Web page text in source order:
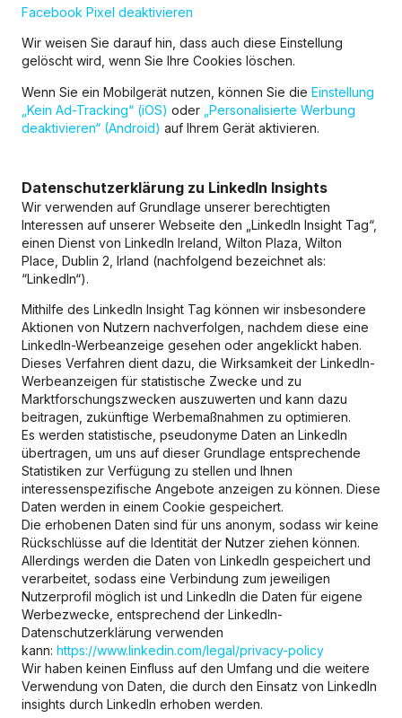
Facebook Pixel deaktivieren
Wir weisen Sie darauf hin, dass auch diese Einstellung
gelöscht wird, wenn Sie Ihre Cookies löschen.
Wenn Sie ein Mobilgerät nutzen, können Sie die Einstellung
„Kein Ad-Tracking“ (iOS) oder „Personalisierte Werbung
deaktivieren“ (Android) auf Ihrem Gerät aktivieren.
Datenschutzerklärung zu LinkedIn Insights
Wir verwenden auf Grundlage unserer berechtigten
Interessen auf unserer Webseite den „LinkedIn Insight Tag“,
einen Dienst von LinkedIn Ireland, Wilton Plaza, Wilton
Place, Dublin 2, Irland (nachfolgend bezeichnet als:
“LinkedIn“).
Mithilfe des LinkedIn Insight Tag können wir insbesondere
Aktionen von Nutzern nachverfolgen, nachdem diese eine
LinkedIn-Werbeanzeige gesehen oder angeklickt haben.
Dieses Verfahren dient dazu, die Wirksamkeit der LinkedIn-
Werbeanzeigen für statistische Zwecke und zu
Marktforschungszwecken auszuwerten und kann dazu
beitragen, zukünftige Werbemaßnahmen zu optimieren.
Es werden statistische, pseudonyme Daten an LinkedIn
übertragen, um uns auf dieser Grundlage entsprechende
Statistiken zur Verfügung zu stellen und Ihnen
interessenspezifische Angebote anzeigen zu können. Diese
Daten werden in einem Cookie gespeichert.
Die erhobenen Daten sind für uns anonym, sodass wir keine
Rückschlüsse auf die Identität der Nutzer ziehen können.
Allerdings werden die Daten von LinkedIn gespeichert und
verarbeitet, sodass eine Verbindung zum jeweiligen
Nutzerprofil möglich ist und LinkedIn die Daten für eigene
Werbezwecke, entsprechend der LinkedIn-
Datenschutzerklärung verwenden
kann: https://www.linkedin.com/legal/privacy-policy
Wir haben keinen Einfluss auf den Umfang und die weitere
Verwendung von Daten, die durch den Einsatz von LinkedIn
insights durch LinkedIn erhoben werden.